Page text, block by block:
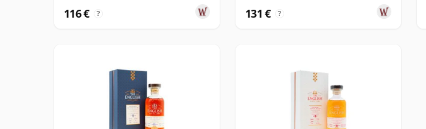
116 € ? 131 € ?